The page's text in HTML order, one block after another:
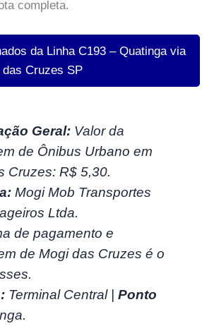
completa.
da Linha C193 – Quatinga via
das Cruzes SP
Geral: Valor da
de Ônibus Urbano em
Cruzes: R$ 5,30.
Mogi Mob Transportes
Ltda.
de pagamento e
de Mogi das Cruzes é o
Terminal Central |Ponto